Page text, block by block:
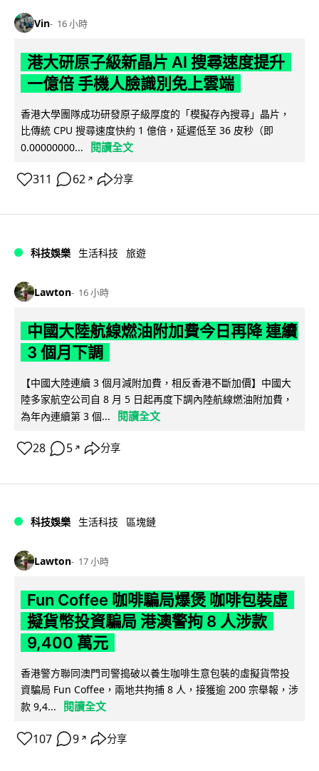
Vin 16 小時
港大研原子級新晶片 AI 搜尋速度提升
一億倍 手機人臉識別免上雲端
香港大學團隊成功研發原子級厚度的「模擬存內搜尋」晶片，
比傳統 CPU 搜尋速度快約 1 億倍，延遲低至 36 皮秒（即
0.00000000...
閱讀全文
311 62 ↗ 分享
科技娛樂 生活科技 旅遊
Lawton 16 小時
中國大陸航線燃油附加費今日再降 連續
3 個月下調
【中國大陸連續 3 個月減附加費，相反香港不斷加價】中國大
陸多家航空公司自 8 月 5 日起再度下調內陸航線燃油附加費，
為年內連續第 3 個...
閱讀全文
28 5 ↗ 分享
科技娛樂 生活科技 區塊鏈
Lawton 17 小時
Fun Coffee 咖啡騙局爆煲 咖啡包裝虛
擬貨幣投資騙局 港澳警拘 8 人涉款
9,400 萬元
香港警方聯同澳門司警搗破以養生咖啡生意包裝的虛擬貨幣投
資騙局 Fun Coffee，兩地共拘捕 8 人，接獲逾 200 宗舉報，涉
款 9,4...
閱讀全文
107 9 ↗ 分享